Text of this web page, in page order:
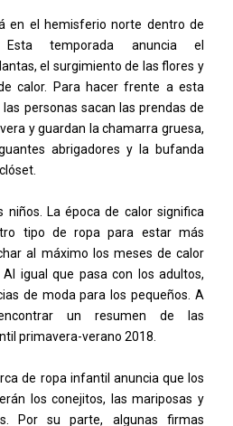
en el hemisferio norte dentro de
temporada anuncia el
el surgimiento de las flores y
calor. Para hacer frente a esta
personas sacan las prendas de
y guardan la chamarra gruesa,
abrigadores y la bufanda
niños. La época de calor significa
tipo de ropa para estar más
al máximo los meses de calor
igual que pasa con los adultos,
de moda para los pequeños. A
un resumen de las
primavera-verano 2018.
de ropa infantil anuncia que los
los conejitos, las mariposas y
Por su parte, algunas firmas